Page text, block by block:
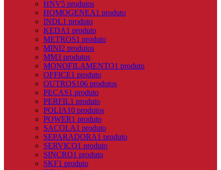
HNV5 produtos
HOMOGENEA1 produto
INDL1 produto
KEDA1 produto
METROS1 produto
MINI2 produtos
MM3 produtos
MONOFILAMENTO1 produto
OFFICE1 produto
OUTROS106 produtos
PEÇAS1 produto
PERFIL1 produto
POLIA10 produtos
POWER1 produto
SACOLA1 produto
SEPARADORA1 produto
SERVIÇO1 produto
SINCRO1 produto
SKF1 produto